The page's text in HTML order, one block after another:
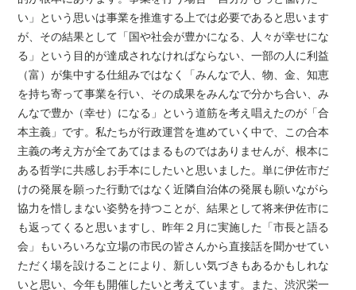
い」という思いは事業を推進する上では必要であると思います
が、その結果として「国や社会が豊かになる、人々が幸せにな
る」という目的が達成されなければならない、一部の人に利益
（富）が集中する仕組みではなく「みんなで人、物、金、知恵
を持ち寄って事業を行い、その成果をみんなで分かち合い、み
んなで豊か（幸せ）になる」という道筋を考え唱えたのが「合
本主義」です。私たちが行政運営を進めていく中で、この合本
主義の考え方が全てあてはまるものではありませんが、根本に
ある哲学に共感しお手本にしたいと思いました。単に伊佐市だ
けの発展を願った行動ではなく近隣自治体の発展も願いながら
協力を惜しまない姿勢を持つことが、結果として将来伊佐市に
も返ってくると思いますし、昨年２月に実施した「市長と語る
会」もいろいろな立場の市民の皆さんから直接話を聞かせてい
ただく場を設けることにより、新しい気づきもあるかもしれな
いと思い、 今年も開催したいと考えています。 また、渋沢栄一